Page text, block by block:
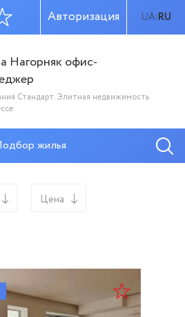
UA|RU
Авторизация
Нагорняк офис-
Стандарт. Элитная недвижимость
жилья
Цена